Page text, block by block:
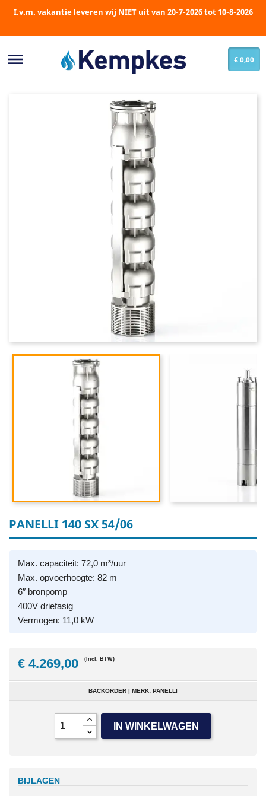
I.v.m. vakantie leveren wij NIET uit van 20-7-2026 tot 10-8-2026
 € 0,00
PANELLI 140 SX 54/06
Max. capaciteit: 72,0 m³/uur
Max. opvoerhoogte: 82 m
6″ bronpomp
400V driefasig
Vermogen: 11,0 kW
€ 4.269,00 (Incl. BTW)
BACKORDER | MERK: PANELLI
IN WINKELWAGEN
BIJLAGEN